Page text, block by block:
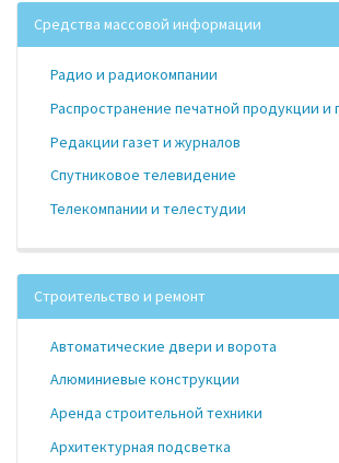
Средства массовой информации
Радио и радиокомпании
Распространение печатной продукции и
Редакции газет и журналов
Спутниковое телевидение
Телекомпании и телестудии
Строительство и ремонт
Автоматические двери и ворота
Алюминиевые конструкции
Аренда строительной техники
Архитектурная подсветка